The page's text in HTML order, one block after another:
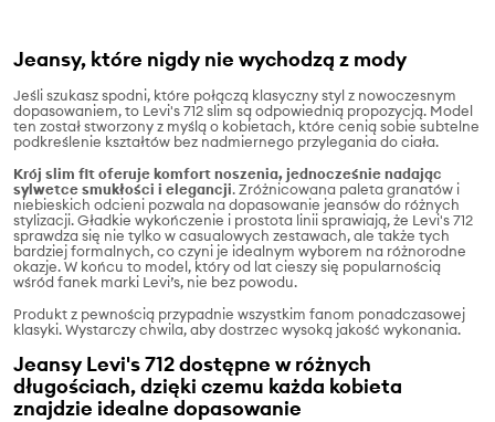
Jeansy, które nigdy nie wychodzą z mody
Jeśli szukasz spodni, które połączą klasyczny styl z nowoczesnym
dopasowaniem, to Levi's 712 slim są odpowiednią propozycją. Model
ten został stworzony z myślą o kobietach, które cenią sobie subtelne
podkreślenie kształtów bez nadmiernego przylegania do ciała.
Krój slim fit oferuje komfort noszenia, jednocześnie nadając
sylwetce smukłości i elegancji. Zróżnicowana paleta granatów i
niebieskich odcieni pozwala na dopasowanie jeansów do różnych
stylizacji. Gładkie wykończenie i prostota linii sprawiają, że Levi's 712
sprawdza się nie tylko w casualowych zestawach, ale także tych
bardziej formalnych, co czyni je idealnym wyborem na różnorodne
okazje. W końcu to model, który od lat cieszy się popularnością
wśród fanek marki Levi’s, nie bez powodu.
Produkt z pewnością przypadnie wszystkim fanom ponadczasowej
klasyki. Wystarczy chwila, aby dostrzec wysoką jakość wykonania.
Jeansy Levi's 712 dostępne w różnych
długościach, dzięki czemu każda kobieta
znajdzie idealne dopasowanie